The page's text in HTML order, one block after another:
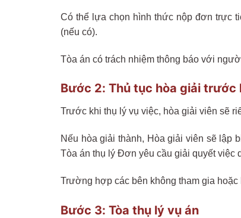
Có thể lựa chọn hình thức nộp đơn trực
(nếu có).
Tòa án có trách nhiệm thông báo với
Bước 2: Thủ tục hòa giải trước
Trước khi thụ lý vụ việc, hòa giải viên sẽ
Nếu hòa giải thành, Hòa giải viên sẽ lập
Tòa án thụ lý Đơn yêu cầu giải quyết việc
Trường hợp các bên không tham gia
Bước 3: Tòa thụ lý vụ án